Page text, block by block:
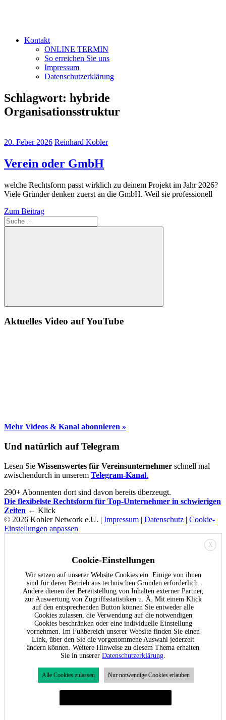
Kontakt
ONLINE TERMIN
So erreichen Sie uns
Impressum
Datenschutzerklärung
Schlagwort: hybride
Organisationsstruktur
20. Feber 2026 Reinhard Kobler
Verein oder GmbH
welche Rechtsform passt wirklich zu deinem Projekt im Jahr 2026?
Viele Gründer denken zuerst an die GmbH. Weil sie professionell
Zum Beitrag
Suche
Aktuelles Video auf YouTube
Mehr Videos & Kanal abonnieren »
Und natürlich auf Telegram
Lesen Sie Wissenswertes für Vereinsunternehmer schnell mal
zwischendurch in unserem Telegram-Kanal.
290+ Abonnenten dort sind davon bereits überzeugt.
Die flexibelste Rechtsform für Top-Unternehmer in schwierigen
Zeiten ← Klick
© 2026 Kobler Network e.U. | Impressum | Datenschutz | Cookie-
Einstellungen anpassen
X
Cookie-Einstellungen
Wir setzen auf unserer Website Cookies ein. Einige von ihnen
sind für deren Betrieb aus technischen Gründen erforderlich.
Andere dienen der Bereitstellung von Inhalten externer Partner,
zur Auswertung von Zugriffsstatistiken u. Ä. Mit einem Klick
auf den entsprechenden Button können Sie entweder alle
Cookies zulassen, die Verwendung auf die notwendigen
Cookies beschränken oder eine individuelle Einstellung
vornehmen. Im Fußbereich unserer Website finden Sie einen
Link, über den Sie die vorgenommene Auswahl jederzeit
ändern können. Weitere Hinweise zu diesem Thema erhalten
Sie in unserer Datenschutzerklärung
Alle Cookies zulassen Nur notwendige Cookies erlauben